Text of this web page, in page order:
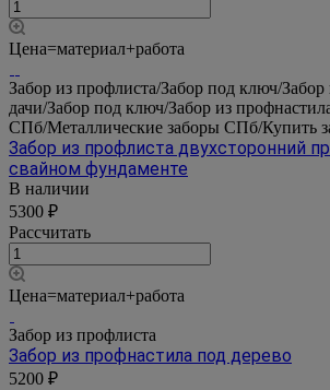
Цена=материал+работа
Забор из профлиста/Забор под ключ/Забор
дачи/Забор под ключ/Забор из
СПб/Металлические заборы СПб/Купить
Забор из профлиста двухсторонний
свайном фундаменте
В наличии
5300 ₽
Рассчитать
Цена=материал+работа
Забор из профлиста
Забор из профнастила под дерево
5200 ₽